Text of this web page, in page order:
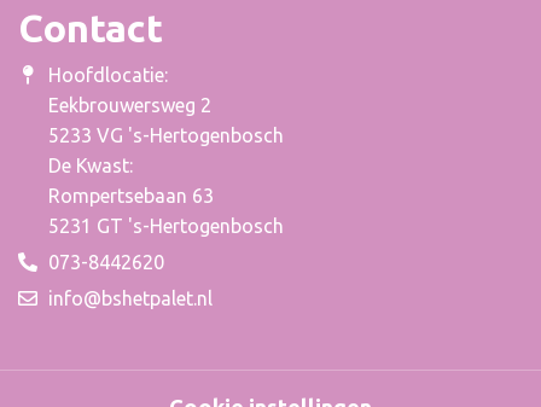
Contact
Hoofdlocatie:
Eekbrouwersweg 2
5233 VG 's-Hertogenbosch
De Kwast:
Rompertsebaan 63
5231 GT 's-Hertogenbosch
073-8442620
info@bshetpalet.nl